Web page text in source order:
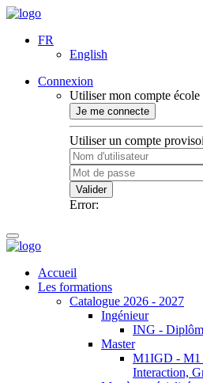
FR
English
Connexion
Utiliser mon compte école
Je me connecte
Utiliser un compte
Valider
Error:
Accueil
Les formations
Catalogue 2026 - 2027
Ingénieur
ING -
Master
M1IGD -
Interaction,